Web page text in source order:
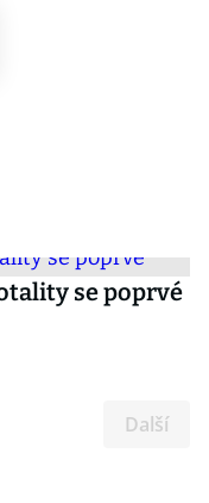
se poprvé
Další